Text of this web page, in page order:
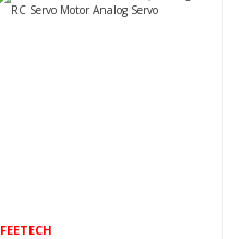
FEETECH